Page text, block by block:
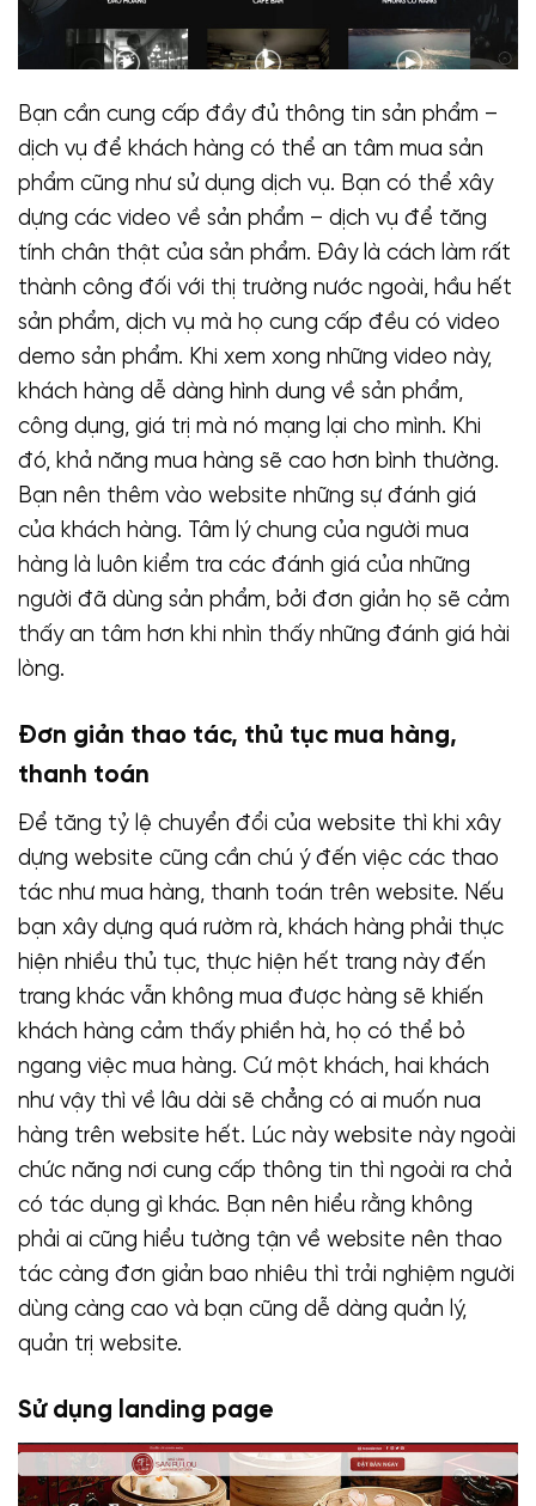
Bạn cần cung cấp đầy đủ thông tin sản phẩm –
dịch vụ để khách hàng có thể an tâm mua sản
phẩm cũng như sử dụng dịch vụ. Bạn có thể xây
dựng các video về sản phẩm – dịch vụ để tăng
tính chân thật của sản phẩm. Đây là cách làm rất
thành công đối với thị trường nước ngoài, hầu hết
sản phẩm, dịch vụ mà họ cung cấp đều có video
demo sản phẩm. Khi xem xong những video này,
khách hàng dễ dàng hình dung về sản phẩm,
công dụng, giá trị mà nó mạng lại cho mình. Khi
đó, khả năng mua hàng sẽ cao hơn bình thường.
Bạn nên thêm vào website những sự đánh giá
của khách hàng. Tâm lý chung của người mua
hàng là luôn kiểm tra các đánh giá của những
người đã dùng sản phẩm, bởi đơn giản họ sẽ cảm
thấy an tâm hơn khi nhìn thấy những đánh giá hài
lòng.
Đơn giản thao tác, thủ tục mua hàng,
thanh toán
Để tăng tỷ lệ chuyển đổi của website thì khi xây
dựng website cũng cần chú ý đến việc các thao
tác như mua hàng, thanh toán trên website. Nếu
bạn xây dựng quá rườm rà, khách hàng phải thực
hiện nhiều thủ tục, thực hiện hết trang này đến
trang khác vẫn không mua được hàng sẽ khiến
khách hàng cảm thấy phiền hà, họ có thể bỏ
ngang việc mua hàng. Cứ một khách, hai khách
như vậy thì về lâu dài sẽ chẳng có ai muốn nua
hàng trên website hết. Lúc này website này ngoài
chức năng nơi cung cấp thông tin thì ngoài ra chả
có tác dụng gì khác. Bạn nên hiểu rằng không
phải ai cũng hiểu tường tận về website nên thao
tác càng đơn giản bao nhiêu thì trải nghiệm người
dùng càng cao và bạn cũng dễ dàng quản lý,
quản trị website.
Sử dụng landing page